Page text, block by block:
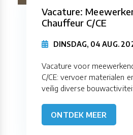
Vacature:
Chauffeur C/CE
DINSDAG, 04 AUG.
Vacature voor
C/CE: vervoer materialen
veilig diverse
ONTDEK MEER